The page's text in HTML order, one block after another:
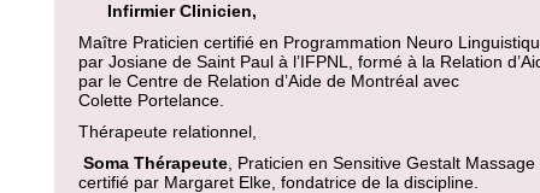
Infirmier Clinicien,
Maître Praticien certifié en Programmation Neuro
par Josiane de Saint Paul à l’IFPNL, formé à la Relation
par le Centre de Relation d’Aide de Montréal avec
Colette Portelance.
Thérapeute relationnel,
Soma Thérapeute , Praticien en Sensitive Gestalt Massage
certifié par Margaret Elke, fondatrice de la discipline.